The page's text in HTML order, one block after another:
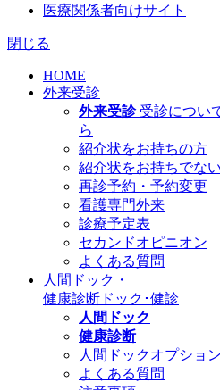
医療関係者向けサイト
閉じる
HOME
外来受診
外来受診 受診につい
ら
紹介状をお持ちの方
紹介状をお持ちでな
再診予約・予約変更
看護専門外来
診療予定表
セカンドオピニオン
よくある質問
人間ドック・
健康診断 ドック･健診
人間ドック
健康診断
人間ドックオプション
よくある質問